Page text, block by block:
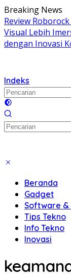
Langsung
ke
konten
Breaking News
Review
Visual Lebih
dengan Inovasi
Indeks
Beranda
Gadget
Software &
Tips Tekno
Info Tekno
Inovasi